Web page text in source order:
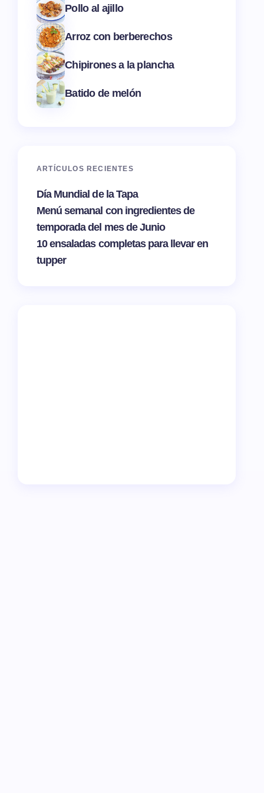
Pollo al ajillo
Arroz con berberechos
Chipirones a la plancha
Batido de melón
ARTÍCULOS RECIENTES
Día Mundial de la Tapa
Menú semanal con ingredientes de
temporada del mes de Junio
10 ensaladas completas para llevar en
tupper